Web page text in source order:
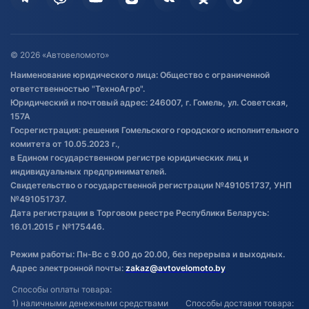
Оставить отзыв
Договор публичной оферты
Обработка файлов cookie
Постановка транспорта на учет
Обновления в ЭПТС 2024
© 2026 «Автовеломото»
Наименование юридического лица: Общество с ограниченной
ответственностью "ТехноАгро".
Юридический и почтовый адрес: 246007, г. Гомель, ул. Советская,
157А
Госрегистрация: решения Гомельского городского исполнительного
комитета от 10.05.2023 г.,
в Едином государственном регистре юридических лиц и
индивидуальных предпринимателей.
Свидетельство о государственной регистрации №491051737, УНП
№491051737.
Дата регистрации в Торговом реестре Республики Беларусь:
16.01.2015 г №175446.
Режим работы: Пн-Вс с 9.00 до 20.00, без перерыва и выходных.
Адрес электронной почты: zakaz@avtovelomoto.by
Способы оплаты товара:
1) наличными денежными средствами
Способы доставки товара: